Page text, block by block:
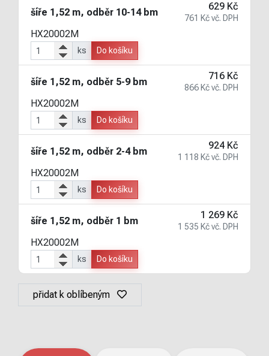
šíře 1,52 m, odběr 10-14 bm
629 Kč
761 Kč vč. DPH
HX20002M
ks Do košíku
šíře 1,52 m, odběr 5-9 bm
716 Kč
866 Kč vč. DPH
HX20002M
ks Do košíku
šíře 1,52 m, odběr 2-4 bm
924 Kč
1 118 Kč vč. DPH
HX20002M
ks Do košíku
šíře 1,52 m, odběr 1 bm
1 269 Kč
1 535 Kč vč. DPH
HX20002M
ks Do košíku
přidat k oblíbeným